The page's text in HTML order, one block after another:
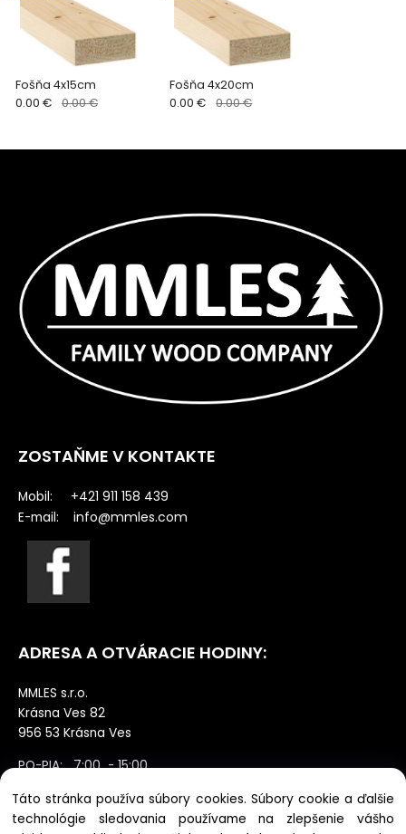
Fošňa 4x15cm
0.00 € 0.00 €
Fošňa 4x20cm
0.00 € 0.00 €
ZOSTAŇME V KONTAKTE
Mobil: +421 911 158 439
E-mail: info@mmles.com
ADRESA A OTVÁRACIE HODINY:
MMLES s.r.o.
Krásna Ves 82
956 53 Krásna Ves
PO-PIA: 7:00 - 15:00
zatvorené
Táto stránka používa súbory cookies. Súbory cookie a ďalšie
technológie sledovania používame na zlepšenie vášho